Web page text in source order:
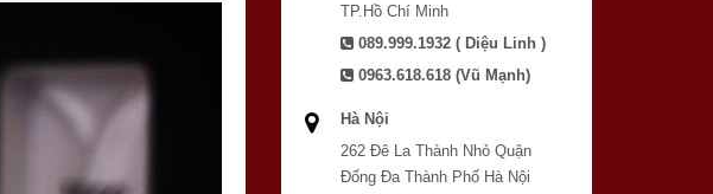
TP.Hồ Chí Minh
089.999.1932 ( Diệu Linh )
0963.618.618 (Vũ Mạnh)
Hà Nội
262 Đê La Thành Nhỏ Quận
Đống Đa Thành Phố Hà Nội